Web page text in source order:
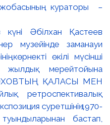
Әбілхан Қастеев
музейінде заманауи
көрнекті өкілі мүсінші
мерейтойына
ҚАЛАСЫ МЕН
ретроспективалық
суретшінің 1970-
бастап,